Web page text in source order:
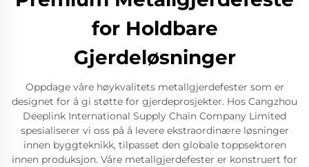
for Holdbare
Gjerdeløsninger
Oppdage våre høykvalitets metallgjerdefester som er
designet for å gi støtte for gjerdeprosjekter. Hos Cangzhou
Deeplink International Supply Chain Company Limited
spesialiserer vi oss på å levere ekstraordinære løsninger
innen byggteknikk, tilpasset den globale toppsektoren
innen produksjon. Våre metallgjerdefester er konstruert for